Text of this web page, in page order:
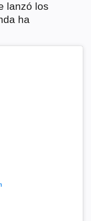
lanzó los
ha